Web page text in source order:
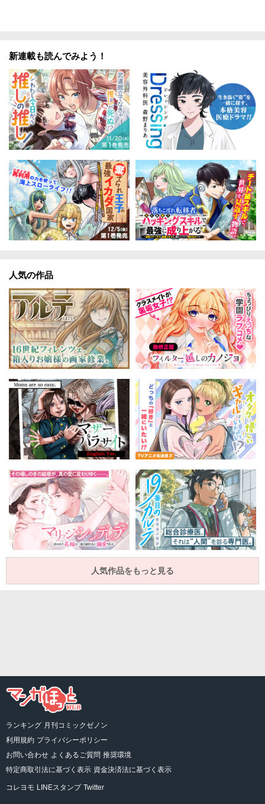
新連載も読んでみよう！
人気の作品
人気作品をもっと見る
ランキング 月刊コミックゼノン
利用規約 プライバシーポリシー
お問い合わせ よくあるご質問 推奨環境
特定商取引法に基づく表示 資金決済法に基づく表示
コレヨモ LINEスタンプ Twitter